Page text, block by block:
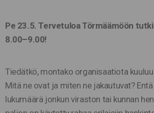
Pe 23.5. Tervetuloa Törmäämöön
8.00–9.00!
Tiedätkö, montako organisaatiota
Mitä ne ovat ja miten ne jakautuvat?
lukumäärä jonkun viraston tai kunnan